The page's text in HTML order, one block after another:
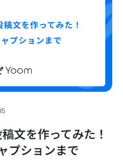
文を作ってみた！
プションまで